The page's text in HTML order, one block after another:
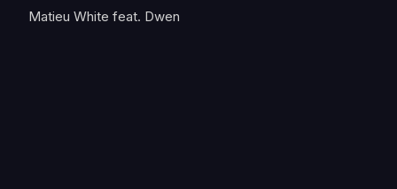
Matieu White feat. Dwen